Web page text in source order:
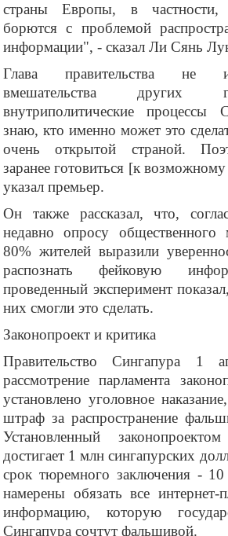
страны Европы, в частности,
борются с проблемой
информации", - сказал Ли Сянь
Глава правительства не
вмешательства других
внутриполитические
знаю, кто именно может это
очень открытой страной.
заранее готовиться [к
указал премьер.
Он также рассказал, что,
недавно опросу общественного
80% жителей выразили
распознать фейковую
проведенный эксперимент
них смогли это сделать.
Законопроект и критика
Правительство Сингапура 1
рассмотрение парламента
установлено уголовное
штраф за распространение
Установленный
достигает 1 млн сингапурских
срок тюремного заключения - 10
намерены обязать все интернет-
информацию, которую
Сингапура сочтут фальшивой.